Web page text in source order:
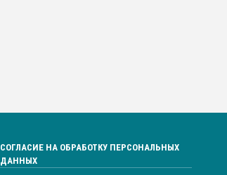
СОГЛАСИЕ НА ОБРАБОТКУ ПЕРСОНАЛЬНЫХ
ДАННЫХ